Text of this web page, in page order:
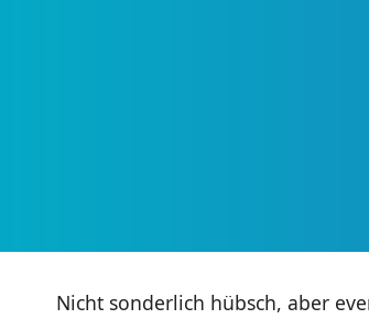
Nicht sonderlich hübsch, aber